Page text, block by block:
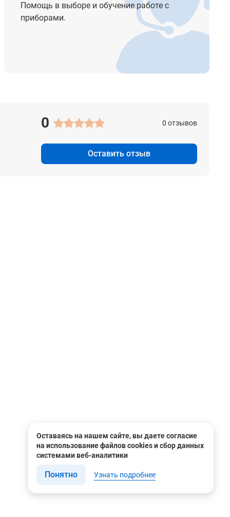
Помощь в выборе и обучение работе с
приборами.
0 0 отзывов
Оставить отзыв
Оставаясь на нашем сайте, вы даете согласие
на использование файлов cookies и сбор данных
системами веб-аналитики
Понятно Узнать подробнее